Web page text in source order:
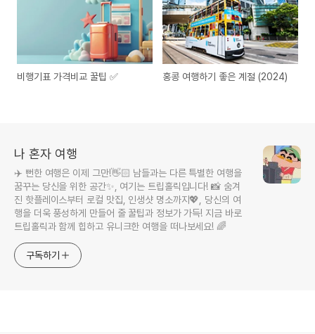
비행기표 가격비교 꿀팁 ✅ 홍콩 여행하기 좋은 계절 (2024)
나 혼자 여행
✈️ 뻔한 여행은 이제 그만!👋🏻 남들과는 다른 특별한 여행을
꿈꾸는 당신을 위한 공간✨, 여기는 트립홀릭입니다! 📸 숨겨
진 핫플레이스부터 로컬 맛집, 인생샷 명소까지💖, 당신의 여
행을 더욱 풍성하게 만들어 줄 꿀팁과 정보가 가득! 지금 바로
트립홀릭과 함께 힙하고 유니크한 여행을 떠나보세요! 🌈
구독하기